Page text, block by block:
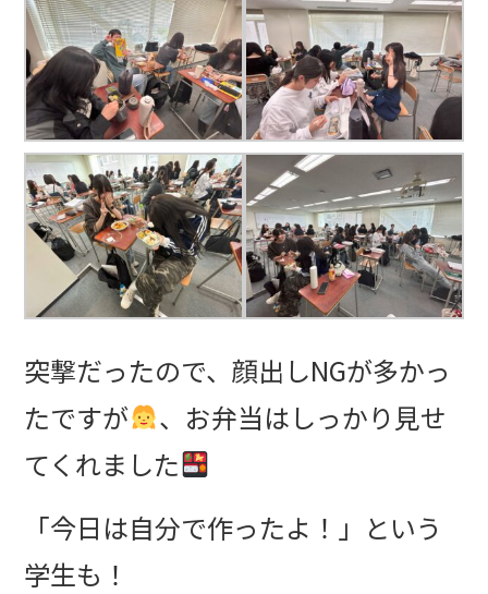
突撃だったので、顔出しNGが多かっ
たですが
、お弁当はしっかり見せ
てくれました
「今日は自分で作ったよ！」という
学生も！